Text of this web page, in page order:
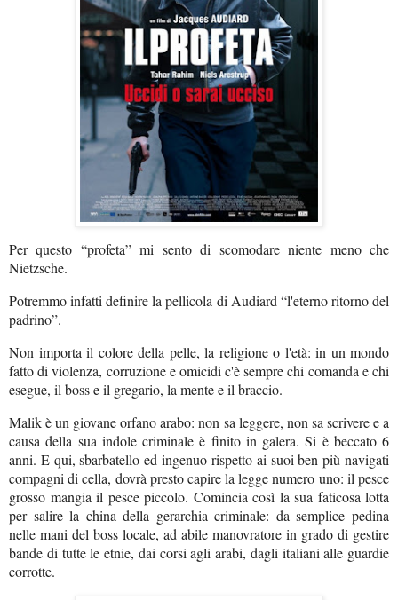
Per questo “profeta” mi sento di scomodare niente meno che
Nietzsche.
Potremmo infatti definire la pellicola di Audiard “l'eterno ritorno del
padrino”.
Non importa il colore della pelle, la religione o l'età: in un mondo
fatto di violenza, corruzione e omicidi c'è sempre chi comanda e chi
esegue, il boss e il gregario, la mente e il braccio.
Malik è un giovane orfano arabo: non sa leggere, non sa scrivere e a
causa della sua indole criminale è finito in galera. Si è beccato 6
anni. E qui, sbarbatello ed ingenuo rispetto ai suoi ben più navigati
compagni di cella, dovrà presto capire la legge numero uno: il pesce
grosso mangia il pesce piccolo. Comincia così la sua faticosa lotta
per salire la china della gerarchia criminale: da semplice pedina
nelle mani del boss locale, ad abile manovratore in grado di gestire
bande di tutte le etnie, dai corsi agli arabi, dagli italiani alle guardie
corrotte.